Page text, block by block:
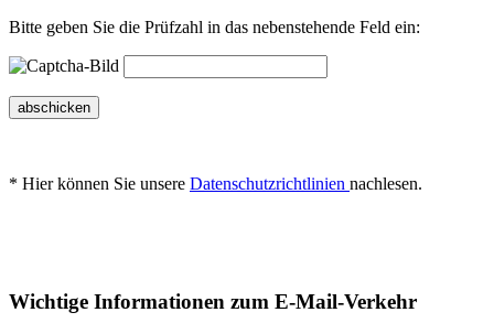
Bitte geben Sie die Prüfzahl in das nebenstehende Feld ein:
abschicken
* Hier können Sie unsere Datenschutzrichtlinien nachlesen.
Wichtige Informationen zum E-Mail-Verkehr